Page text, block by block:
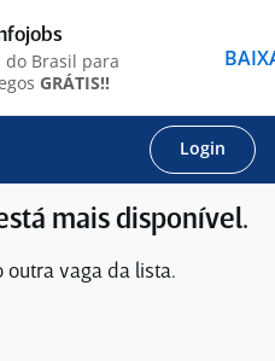
Login
mais disponível.
outra vaga da lista.
do Brasil para
GRÁTIS!!